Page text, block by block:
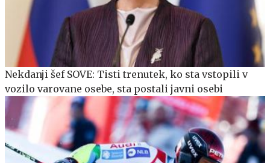
Nekdanji šef SOVE: Tisti trenutek, ko sta vstopili v
vozilo varovane osebe, sta postali javni osebi